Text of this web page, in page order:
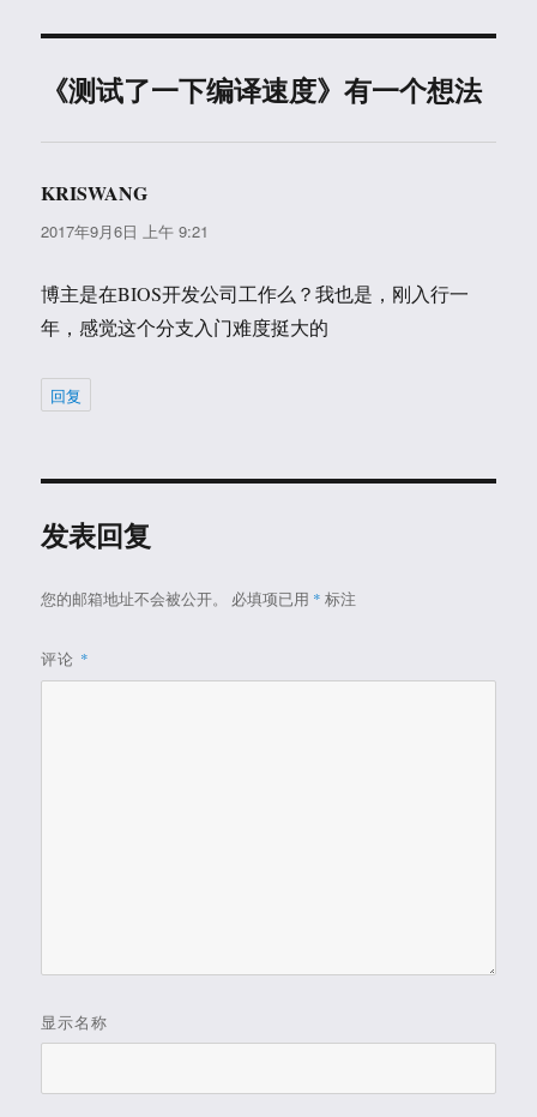
《测试了一下编译速度》有一个想法
KRISWANG
道：
2017年9月6日 上午 9:21
博主是在BIOS开发公司工作么？我也是，刚入行一
年，感觉这个分支入门难度挺大的
回复
发表回复
您的邮箱地址不会被公开。 必填项已用 * 标注
评论 *
显示名称